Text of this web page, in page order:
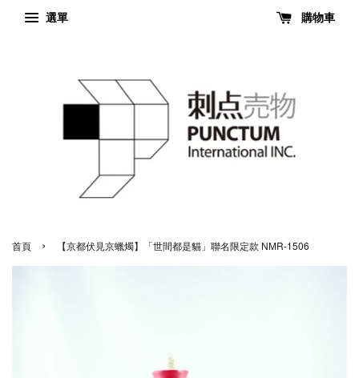
選單 購物車
首頁 › 【京都伏見京蠟燭】「世間都是貓」聯名限定款 NMR-1506